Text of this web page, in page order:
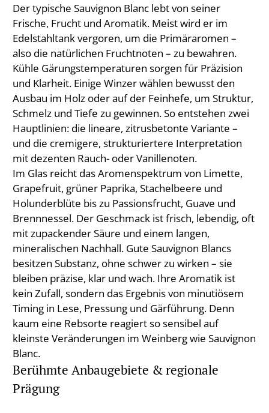
Der typische Sauvignon Blanc lebt von seiner
Frische, Frucht und Aromatik. Meist wird er im
Edelstahltank vergoren, um die Primäraromen –
also die natürlichen Fruchtnoten – zu bewahren.
Kühle Gärungstemperaturen sorgen für Präzision
und Klarheit. Einige Winzer wählen bewusst den
Ausbau im Holz oder auf der Feinhefe, um Struktur,
Schmelz und Tiefe zu gewinnen. So entstehen zwei
Hauptlinien: die lineare, zitrusbetonte Variante –
und die cremigere, strukturiertere Interpretation
mit dezenten Rauch- oder Vanillenoten.
Im Glas reicht das Aromenspektrum von Limette,
Grapefruit, grüner Paprika, Stachelbeere und
Holunderblüte bis zu Passionsfrucht, Guave und
Brennnessel. Der Geschmack ist frisch, lebendig, oft
mit zupackender Säure und einem langen,
mineralischen Nachhall. Gute Sauvignon Blancs
besitzen Substanz, ohne schwer zu wirken – sie
bleiben präzise, klar und wach. Ihre Aromatik ist
kein Zufall, sondern das Ergebnis von minutiösem
Timing in Lese, Pressung und Gärführung. Denn
kaum eine Rebsorte reagiert so sensibel auf
kleinste Veränderungen im Weinberg wie Sauvignon
Blanc.
Berühmte Anbaugebiete & regionale
Prägung